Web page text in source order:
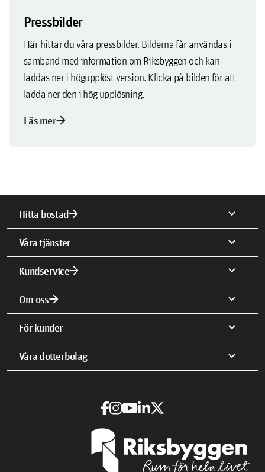
Pressbilder
Här hittar du våra pressbilder. Bilderna får användas i
samband med information om Riksbyggen och kan
laddas ner i högupplöst version. Klicka på bilden för att
ladda ner den i hög upplösning.
Läs merarrow_forward
Hitta bostadarrow_forward expand_more
Våra tjänster expand_more
Kundservicearrow_forward expand_more
Om ossarrow_forward expand_more
För kunder expand_more
Våra dotterbolag expand_more